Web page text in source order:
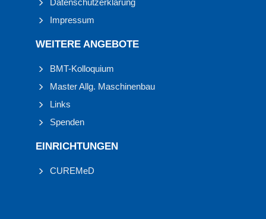
Datenschutzerklärung
Impressum
WEITERE ANGEBOTE
BMT-Kolloquium
Master Allg. Maschinenbau
Links
Spenden
EINRICHTUNGEN
CUREMeD